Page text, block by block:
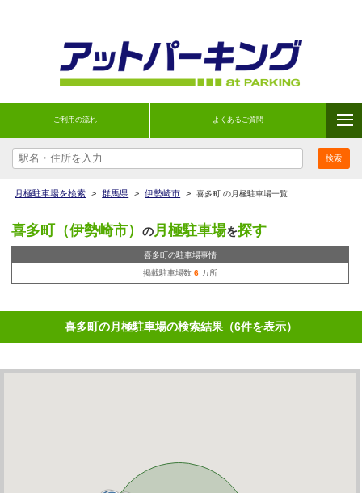
ご利用の流れ よくあるご質問
月極駐車場を検索 > 群馬県 > 伊勢崎市 > 喜多町 の月極駐車場一覧
喜多町（伊勢崎市） の月極駐車場を探す
喜多町の駐車場事情
掲載駐車場数 6カ所
喜多町の月極駐車場の検索結果（6件を表示）